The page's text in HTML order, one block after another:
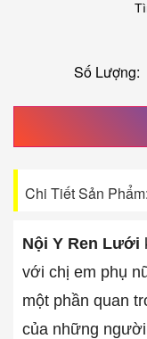
Số Lượng:
Chi Tiết Sản Phẩm:
Nội Y Ren Lưới
với chị em phụ
một phần quan
của những